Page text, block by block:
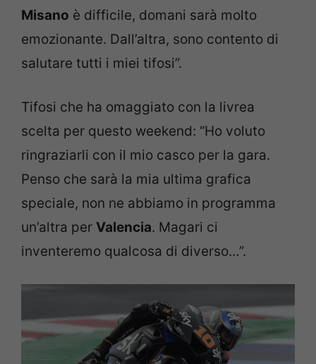
Misano è difficile, domani sarà molto
emozionante. Dall’altra, sono contento di
salutare tutti i miei tifosi”.
Tifosi che ha omaggiato con la livrea
scelta per questo weekend: “Ho voluto
ringraziarli con il mio casco per la gara.
Penso che sarà la mia ultima grafica
speciale, non ne abbiamo in programma
un’altra per Valencia. Magari ci
inventeremo qualcosa di diverso…”.